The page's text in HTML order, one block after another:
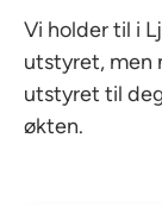
Vi holder til i
utstyret, men
utstyret til
økten.